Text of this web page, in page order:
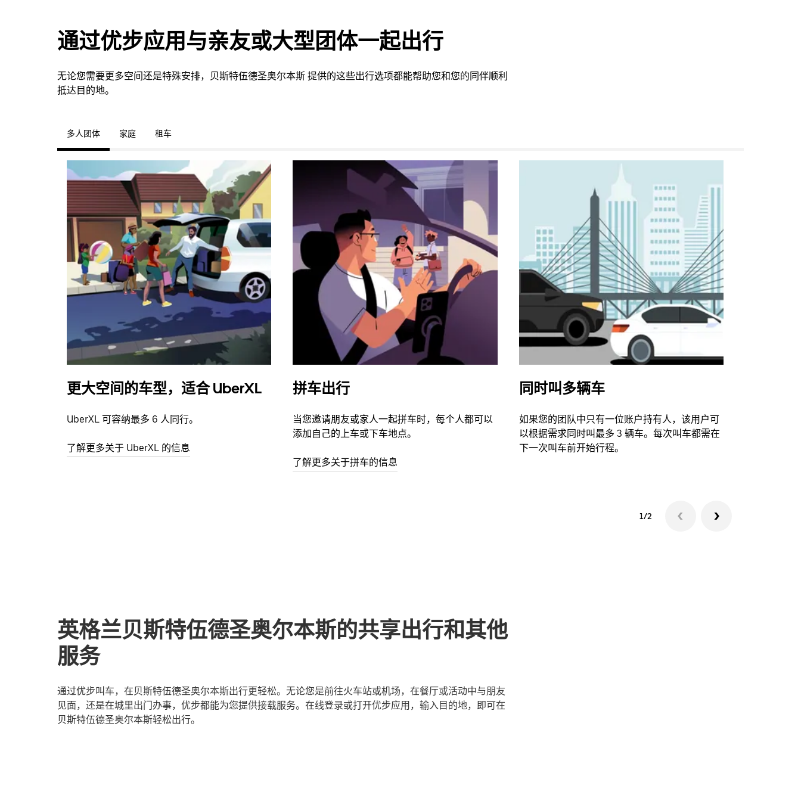
通过优步应用与亲友或大型团体一起出行
无论您需要更多空间还是特殊安排，贝斯特伍德圣奥尔本斯 提供的这些出行选项都能帮助您和您的同伴顺利
抵达目的地。
多人团体 家庭 租车
更大空间的车型，适合 UberXL
UberXL 可容纳最多 6 人同行。
了解更多关于 UberXL 的信息
拼车出行
当您邀请朋友或家人一起拼车时，每个人都可以
添加自己的上车或下车地点。
了解更多关于拼车的信息
同时叫多辆车
如果您的团队中只有一位账户持有人，该用户可
以根据需求同时叫最多 3 辆车。每次叫车都需在
下一次叫车前开始行程。
1/2
英格兰贝斯特伍德圣奥尔本斯的共享出行和其他
服务
通过优步叫车，在贝斯特伍德圣奥尔本斯出行更轻松。无论您是前往火车站或机场，在餐厅或活动中与朋友
见面，还是在城里出门办事，优步都能为您提供接载服务。在线登录或打开优步应用，输入目的地，即可在
贝斯特伍德圣奥尔本斯轻松出行。